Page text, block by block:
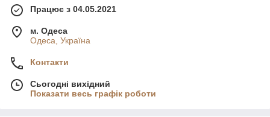
Працює з 04.05.2021
м. Одеса
Одеса, Україна
Контакти
Сьогодні вихідний
Показати весь графік роботи